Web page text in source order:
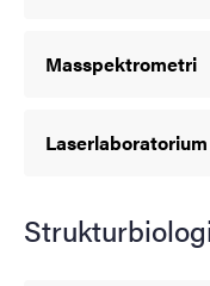
Masspektrometri
Laserlaboratorium